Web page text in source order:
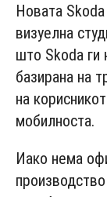
Новата
визуелна
што Skoda ги
базирана на
на
мобилноста.
Иако нема